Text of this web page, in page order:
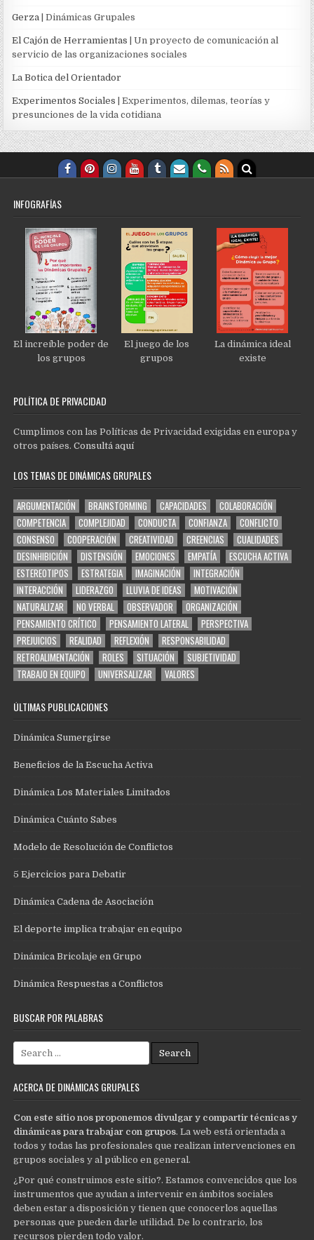
Gerza | Dinámicas Grupales
El Cajón de Herramientas | Un proyecto de comunicación al
servicio de las organizaciones sociales
La Botica del Orientador
Experimentos Sociales | Experimentos, dilemas, teorías y
presunciones de la vida cotidiana
INFOGRAFÍAS
El increíble poder de
los grupos
El juego de los
grupos
La dinámica ideal
existe
POLÍTICA DE PRIVACIDAD
Cumplimos con las Políticas de Privacidad exigidas en europa y
otros países.Consultá aquí
LOS TEMAS DE DINÁMICAS GRUPALES
ARGUMENTACIÓN BRAINSTORMING CAPACIDADES
COLABORACIÓN
COMPETENCIA
COMPLEJIDAD CONDUCTA CONFIANZA
CONFLICTO
CONSENSO
COOPERACIÓN CREATIVIDAD CREENCIAS
CUALIDADES
DESINHIBICIÓN
DISTENSIÓN EMOCIONES EMPATÍA
ESCUCHA ACTIVA
ESTEREOTIPOS
ESTRATEGIA IMAGINACIÓN
INTEGRACIÓN
INTERACCIÓN
LIDERAZGO LLUVIA DE IDEAS
MOTIVACIÓN
NATURALIZAR
NO VERBAL OBSERVADOR
ORGANIZACIÓN
PENSAMIENTO CRÍTICO
PENSAMIENTO LATERAL
PERSPECTIVA
PREJUICIOS
REALIDAD REFLEXIÓN
RESPONSABILIDAD
RETROALIMENTACIÓN
ROLES SITUACIÓN
SUBJETIVIDAD
TRABAJO EN EQUIPO
UNIVERSALIZAR VALORES
ÚLTIMAS PUBLICACIONES
Dinámica Sumergirse
Beneficios de la Escucha Activa
Dinámica Los Materiales Limitados
Dinámica Cuánto Sabes
Modelo de Resolución de Conflictos
5 Ejercicios para Debatir
Dinámica Cadena de Asociación
El deporte implica trabajar en equipo
Dinámica Bricolaje en Grupo
Dinámica Respuestas a Conflictos
BUSCAR POR PALABRAS
Search
for:
ACERCA DE DINÁMICAS GRUPALES
Con este sitio nos proponemos divulgar y compartir técnicas y
dinámicas para trabajar con grupos. La web está orientada a
todos y todas las profesionales que realizan intervenciones en
grupos sociales y al público en general.
¿Por qué construimos este sitio?. Estamos convencidos que los
instrumentos que ayudan a intervenir en ámbitos sociales
deben estar a disposición y tienen que conocerlos aquellas
personas que pueden darle utilidad. De lo contrario, los
recursos pierden todo valor.